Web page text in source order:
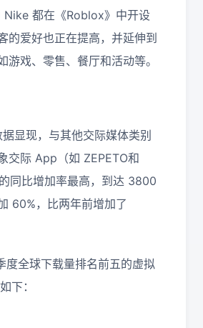
Nike 都在《Roblox》中开设
的爱好也正在提高，并延伸到
游戏、零售、餐厅和活动等。
显现，与其他交际媒体类别
交际 App（如 ZEPETO和
同比增加率最高，到达 3800
60%，比两年前增加了
度全球下载量排名前五的虚拟
下：